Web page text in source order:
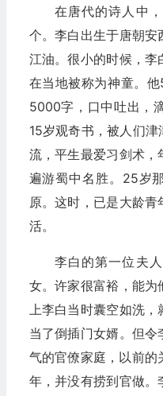
在唐代的诗人中
个。李白出生于唐朝安
江油。很小的时候，李
在当地被称为神童。
5000字，口中吐出，
15岁观奇书，被人们
流，平生最爱习剑术，
遍游蜀中名胜。25岁
原。这时，已是大龄
活。
李白的第一位夫
女。许家很富裕，能
上李白当时囊空如洗
当了倒插门女婿。但
气的官僚家庭，以前的
年，并没有捞到官做